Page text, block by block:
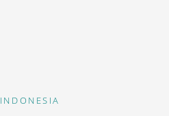
INDONESIA